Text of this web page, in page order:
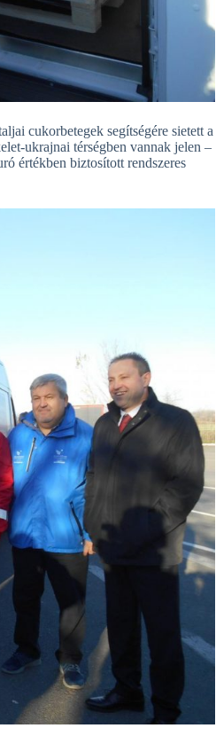
cukorbetegek segítségére sietett a
ukrajnai térségben vannak jelen –
értékben biztosított rendszeres